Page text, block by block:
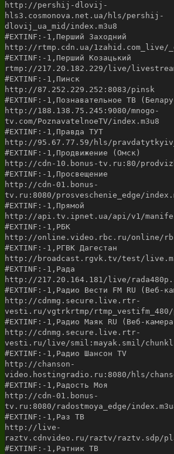
http://pershij-dlovij-
hls3.cosmonova.net.ua/hls/pershij-
dlovij_ua_mid/index.m3u8
#EXTINF:-1,Перший Заходний
http://rtmp.cdn.ua/
#EXTINF:-1,Перший Козацький
rtmp://217.20.182.229/live/
#EXTINF:-1,Пинск
http://87.252.229.252:8083/pinsk
#EXTINF:-1,Познавательное ТВ
http://188.138.75.245:9080/mnogo-
tv.com/PoznavatelnoeTV/index.m3u8
#EXTINF:-1,Правда ТУТ
http://95.67.77.59/hls/
#EXTINF:-1,Продвижение (Омск)
http://cdn-10.bonus-tv.ru:80/
#EXTINF:-1,Просвещение
http://cdn-01.bonus-
tv.ru:8080/prosveschenie_edge/
#EXTINF:-1,Прямой
http://api.tv.ipnet.ua/api/v1/
#EXTINF:-1,РБК
http://online.video.rbc.ru/online/
#EXTINF:-1,РГВК Дагестан
http://broadcast.rgvk.tv/test/
#EXTINF:-1,Рада
http://217.20.164.181/live/
#EXTINF:-1,Радио Вести FM RU (Веб-
http://cdnmg.secure.live.rtr-
vesti.ru/vgtrkrtmp/
#EXTINF:-1,Радио Маяк RU (Веб-
http://cdnmg.secure.live.rtr-
vesti.ru/live/smil:mayak.smil/
#EXTINF:-1,Радио Шансон TV
http://chanson-
video.hostingradio.ru:8080/hls/
#EXTINF:-1,Радость Моя
http://cdn-01.bonus-
tv.ru:8080/radostmoya_edge/
#EXTINF:-1,Раз ТВ
http://live-
raztv.cdnvideo.ru/raztv/raztv.sdp/
#EXTINF:-1,Ратник ТВ